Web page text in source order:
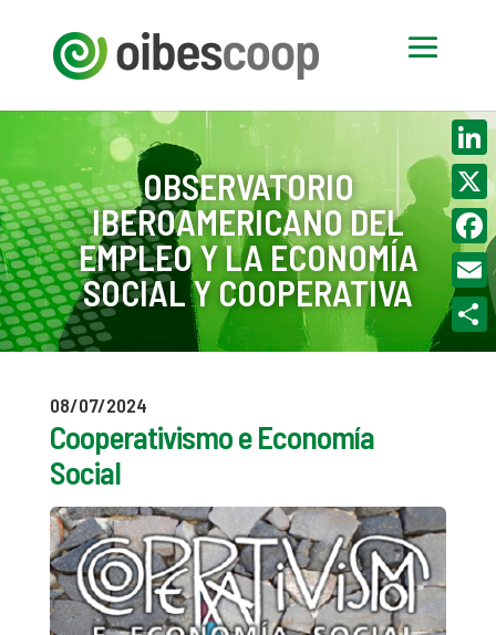
OBSERVATORIO
IBEROAMERICANO DEL
EMPLEO Y LA ECONOMÍA
SOCIAL Y COOPERATIVA
08/07/2024
Cooperativismo e Economía
Social
X
Email